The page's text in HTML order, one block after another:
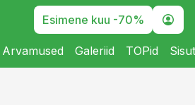
Esimene kuu -70%
Arvamused Galeriid TOPid